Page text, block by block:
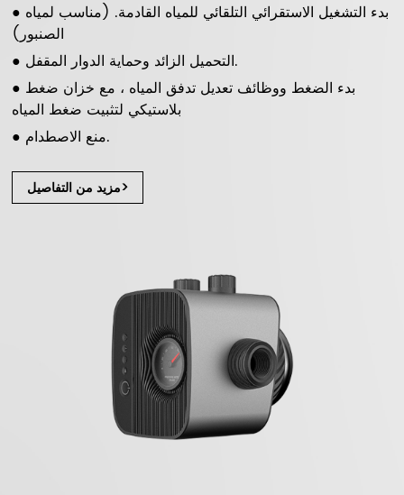
● بدء التشغيل الاستقرائي التلقائي للمياه القادمة. (مناسب لمياه
الصنبور)
● التحميل الزائد وحماية الدوار المقفل.
● بدء الضغط ووظائف تعديل تدفق المياه ، مع خزان ضغط
بلاستيكي لتثبيت ضغط المياه
● منع الاصطدام.
مزيد من التفاصيل>